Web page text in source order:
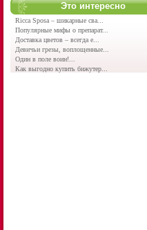
Это интересно
Ricca Sposa – шикарные сва...
Популярные мифы о препарат...
Доставка цветов – всегда е...
Девичьи грезы, воплощенные...
Один в поле воин!...
Как выгодно купить бижутер...